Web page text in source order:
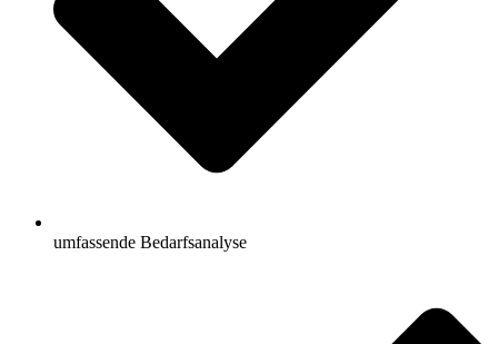
umfassende Bedarfsanalyse